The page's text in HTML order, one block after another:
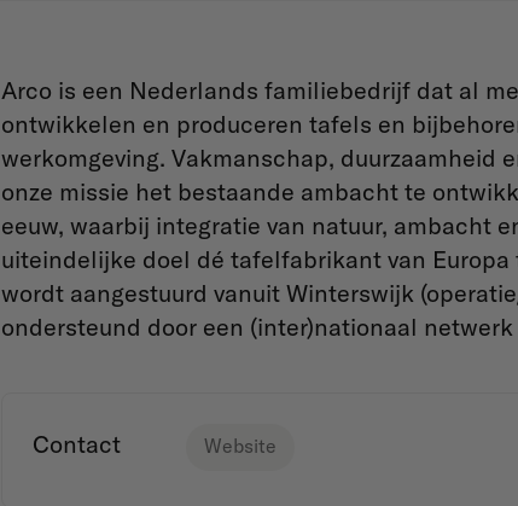
Arco is een Nederlands familiebedrijf dat al
ontwikkelen en produceren tafels en
werkomgeving. Vakmanschap, duurzaamheid
onze missie het bestaande ambacht te
eeuw, waarbij integratie van natuur, ambacht
uiteindelijke doel dé tafelfabrikant van
wordt aangestuurd vanuit Winterswijk
ondersteund door een (inter)nationaal
Contact Website